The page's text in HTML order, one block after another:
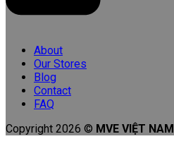
About
Our Stores
Blog
Contact
FAQ
Copyright 2026 © MVE VIỆT NAM